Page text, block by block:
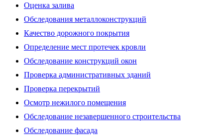
Оценка залива
Обследования металлоконструкций
Качество дорожного покрытия
Определение мест протечек кровли
Обследование конструкций окон
Проверка административных зданий
Проверка перекрытий
Осмотр нежилого помещения
Обследование незавершенного строительства
Обследование фасада